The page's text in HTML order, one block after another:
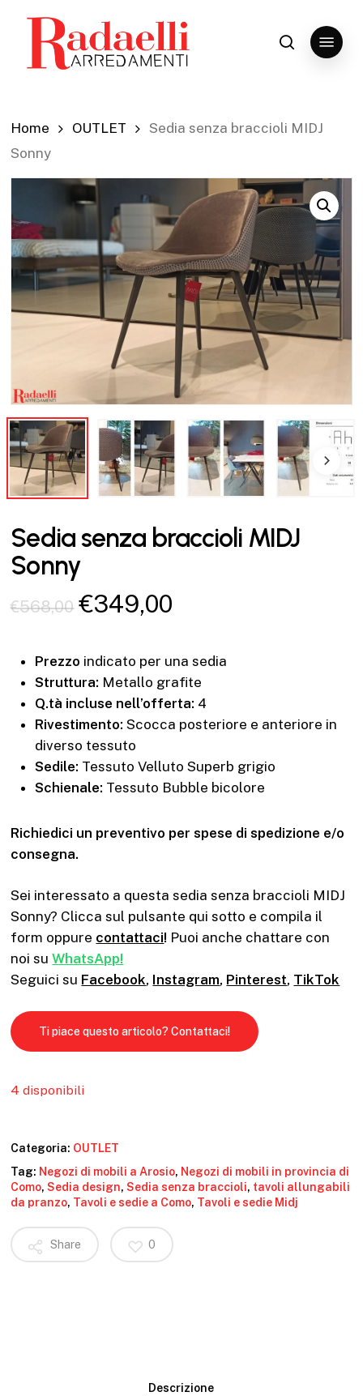
content
search
Menu
Home OUTLET
Sedia senza braccioli MIDJ
Sonny
Sedia senza braccioli MIDJ
Sonny
€568,00 Il
originale
era:
€568,00.
€349,00
attuale
è:
€349,00.
Prezzo indicato per una sedia
Struttura: Metallo grafite
Q.tà incluse nell’offerta: 4
Rivestimento: Scocca posteriore e anteriore in
diverso tessuto
Sedile: Tessuto Velluto Superb grigio
Schienale: Tessuto Bubble bicolore
Richiedici un preventivo per spese di spedizione e/o
consegna.
Sei interessato a questa sedia senza braccioli MIDJ
Sonny? Clicca sul pulsante qui sotto e compila il
form oppure contattaci! Puoi anche chattare con
noi su WhatsApp!
Seguici su Facebook, Instagram, Pinterest, TikTok
Ti piace questo articolo? Contattaci!
4 disponibili
Categoria: OUTLET
Tag: Negozi di mobili a Arosio, Negozi di mobili in provincia di
Como,Sedia design,Sedia senza braccioli, tavoli allungabili
da pranzo, Tavoli e sedie a Como, Tavoli e sedie Midj
Share 0
Descrizione
Close